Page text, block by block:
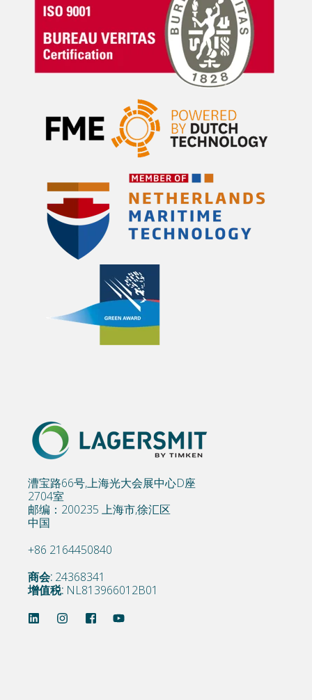
漕宝路66号,上海光大会展中心D座
2704室
邮编：200235 上海市,徐汇区
中国
+86 2164450840
商会: 24368341
增值税: NL813966012B01